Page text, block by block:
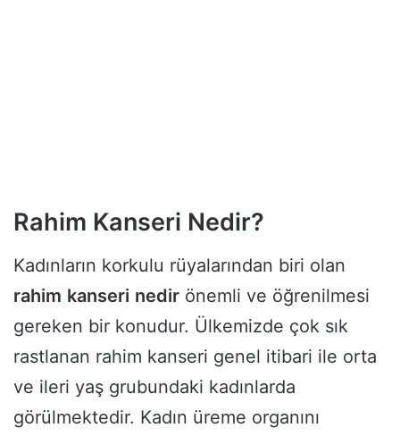
Rahim Kanseri Nedir?
Kadınların korkulu rüyalarından biri olan
rahim kanseri nedir önemli ve öğrenilmesi
gereken bir konudur. Ülkemizde çok sık
rastlanan rahim kanseri genel itibari ile orta
ve ileri yaş grubundaki kadınlarda
görülmektedir. Kadın üreme organını